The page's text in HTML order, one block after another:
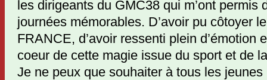
les dirigeants du GMC38 qui m’ont permis
journées mémorables. D’avoir pu côtoyer
FRANCE, d’avoir ressenti plein d’émotion
coeur de cette magie issue du sport et de
Je ne peux que souhaiter à tous les